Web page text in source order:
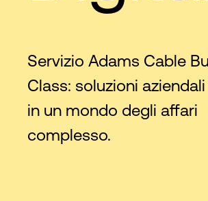
Servizio Adams Cable
Class: soluzioni
in un mondo degli affari
complesso.